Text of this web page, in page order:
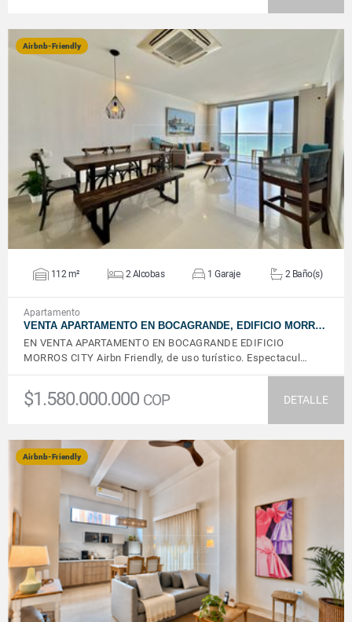
Airbnb-Friendly
VER DETALLES
112 m² 2 Alcobas 1 Garaje 2 Baño(s)
Apartamento
VENTA APARTAMENTO EN BOCAGRANDE, EDIFICIO MORR…
EN VENTA APARTAMENTO EN BOCAGRANDE EDIFICIO
MORROS CITY Airbn Friendly, de uso turístico. Espectacul…
$1.580.000.000 COP DETALLE
Airbnb-Friendly
VER DETALLES